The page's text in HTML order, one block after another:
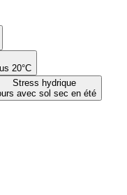
20°C
Stress hydrique
avec sol sec en été